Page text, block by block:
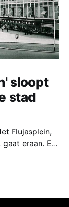
sloopt
stad
gaat eraan. Er